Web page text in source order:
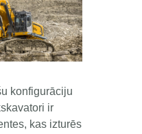
konfigurāciju
ir
kas izturēs